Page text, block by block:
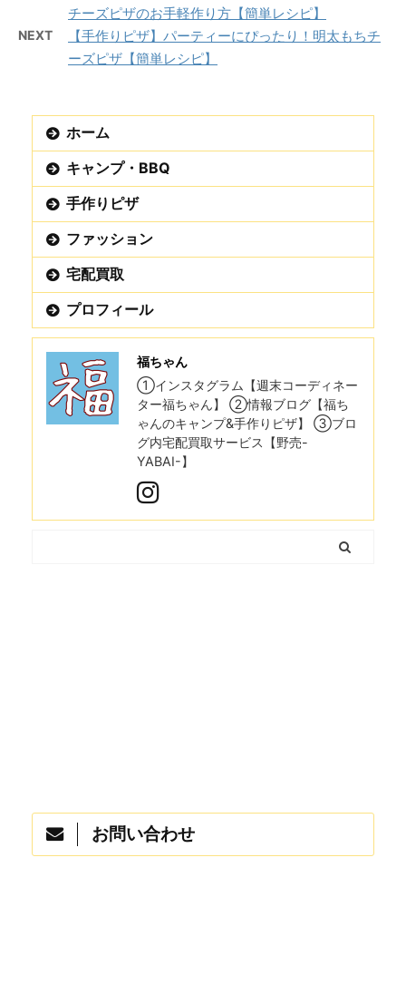
チーズピザのお手軽作り方【簡単レシピ】
NEXT
【手作りピザ】パーティーにぴったり！明太もちチ
ーズピザ【簡単レシピ】
ホーム
キャンプ・BBQ
手作りピザ
ファッション
宅配買取
プロフィール
福ちゃん
①インスタグラム【週末コーディネー
ター福ちゃん】 ②情報ブログ【福ち
ゃんのキャンプ&手作りピザ】 ③ブロ
グ内宅配買取サービス【野売-
YABAI-】
お問い合わせ